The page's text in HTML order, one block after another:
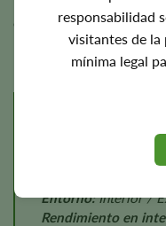
responsabilidad
visitantes de la
mínima legal
el fenotipo de cada
Fácil a
Tiempo de floración:
Entorno:Interior /
Rendimiento en